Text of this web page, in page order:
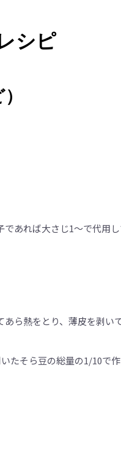
シピ
あれば大さじ1～で代用
ら熱をとり、薄皮を剥い
たそら豆の総量の1/10で